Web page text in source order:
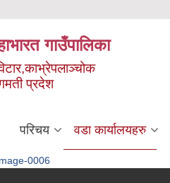
गाउँपालिका
प्रदेश
परिचय वडा कार्यालयहरु